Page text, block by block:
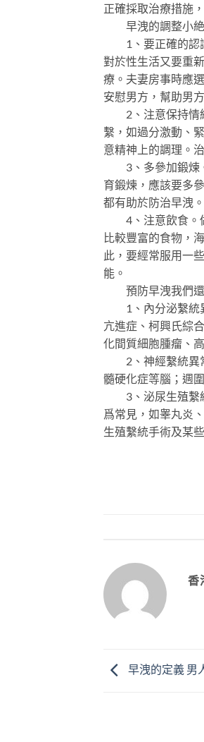
正確採取治療措施
早洩的調整小
1、要正確的認識
對於性生活又要重
療。夫妻房事時應
安慰男方，幫助男
2、注意保持情緒
繫，如過分激動、
意精神上的調理。
3、多參加鍛煉。
育鍛煉，應該要多
都有助於防治早洩。
4、注意飲食。做
比較豐富的食物，
此，要經常服用一
能。
預防早洩我們還
1、內分泌繫統異
亢進症、柯興氏綜
化間質細胞腫瘤、
2、神經繫統異常
髓硬化症等腦；週
3、泌尿生殖繫統
爲常見，如睾丸炎
生殖繫統手術及某
香
早洩的定義 男